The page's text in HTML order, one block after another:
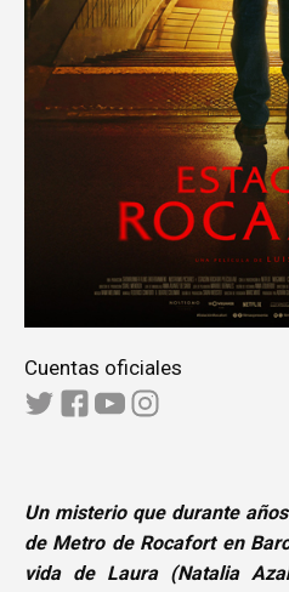
Cuentas oficiales
Un misterio que durante
de Metro de Rocafort en
vida de Laura (Natalia